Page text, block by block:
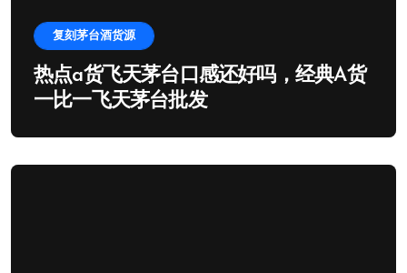
复刻茅台酒货源
热点a货飞天茅台口感还好吗，经典A货
一比一飞天茅台批发